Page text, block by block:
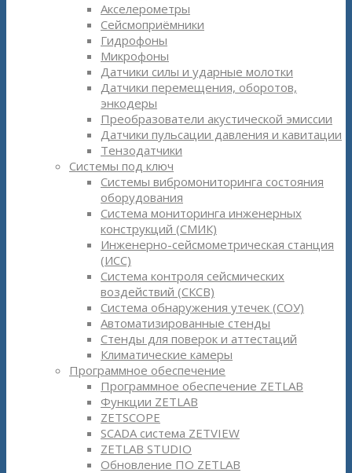
Акселерометры
Сейсмоприёмники
Гидрофоны
Микрофоны
Датчики силы и ударные молотки
Датчики перемещения, оборотов,
энкодеры
Преобразователи акустической эмиссии
Датчики пульсации давления и кавитации
Тензодатчики
Системы под ключ
Системы вибромониторинга состояния
оборудования
Система мониторинга инженерных
конструкций (СМИК)
Инженерно-сейсмометрическая станция
(ИСС)
Система контроля сейсмических
воздействий (СКСВ)
Система обнаружения утечек (СОУ)
Автоматизированные стенды
Стенды для поверок и аттестаций
Климатические камеры
Программное обеспечение
Программное обеспечение ZETLAB
Функции ZETLAB
ZETSCOPE
SCADA система ZETVIEW
ZETLAB STUDIO
Обновление ПО ZETLAB